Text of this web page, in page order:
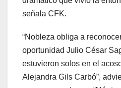
señala CFK.
“Nobleza obliga a
oportunidad Julio César
estuvieron solos en el
Alejandra Gils Carbó”,